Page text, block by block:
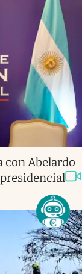
con Abelardo